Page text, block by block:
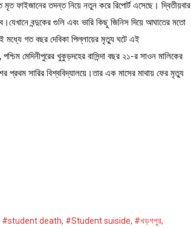
ফাইজানের তদন্ত নিয়ে নতুন করে রিপোর্ট এসেছে। দ্বিতীয়বার
বন্দুকের গুলি এবং ভারি কিছু জিনিস দিয়ে আঘাতের মতো
গত বছর দেবিকা পিল্লায়ের মৃত্যু ঘটে এই
মেদিনীপুরের খুকুড়দহের বাসিন্দা বছর ২১-র সাওন মালিকের
প্রথম সারির বিশ্ববিদ্যালয়ে।তার এক মাসের মাথায় ফের মৃত্যু
#student death, #Student suiside, #খড়গপুর,